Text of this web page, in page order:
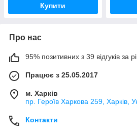
Купити
Про нас
95% позитивних з 39 відгуків за
Працює з 25.05.2017
м. Харків
пр. Героїв Харкова 259, Харків,
Контакти